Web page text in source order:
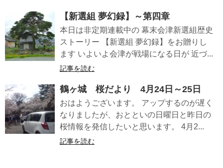
【新選組 夢幻録】～第四章
本日は非定期連載中の 幕末会津新選組歴史
ストーリー 【新選組 夢幻録】をお贈りし
ます いよいよ会津が戦場になる日が 近づ...
記事を読む
鶴ヶ城 桜だより 4月24日～25日
おはようございます。 アップするのが遅く
なりましたが、おとといの日曜日と昨日の
桜情報を発信したいと思います。 4月2...
記事を読む